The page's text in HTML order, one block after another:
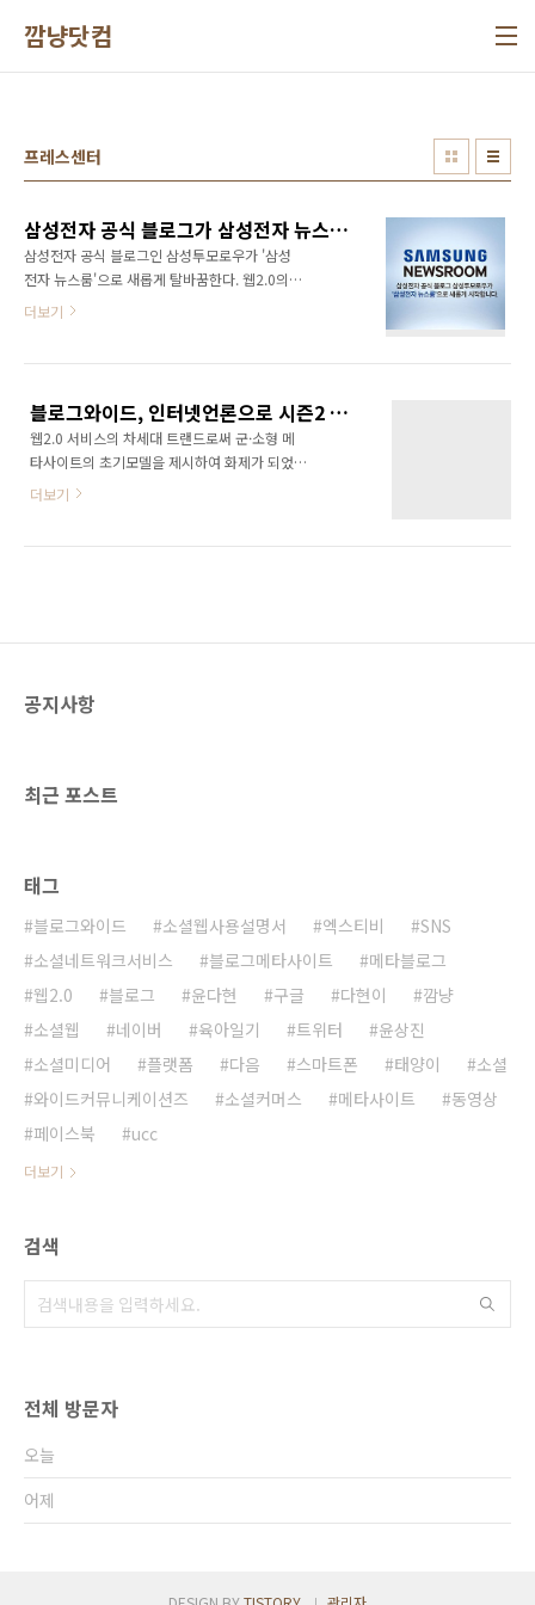
깜냥닷컴
프레스센터
삼성전자 공식 블로그가 삼성전자 뉴스룸으로?
삼성전자 공식 블로그인 삼성투모로우가 '삼성
전자 뉴스룸'으로 새롭게 탈바꿈한다. 웹2.0의
대표적인 서비스인 블로그가 뉴스룸으로 재탄생
고 싶었던 이유가 상당히 크다. Own Media로
가장 각광받은 것이 바로 소셜미디어다. 그런데
이제 한발 더 나아가 삼성전자가 자체 미디어를
하고자 시도하기 시작했다.(물론 삼성전자에게
론 뉴스룸이라는 의미가 미디어, 즉 언론사를 의
더보기
블로그와이드, 인터넷언론으로 시즌2 오픈!
웹2.0 서비스의 차세대 트랜드로써 군·소형 메
타사이트의 초기모델을 제시하여 화제가 되었던
'미디어2.0 블로그와이드(www.blogwide.kr,
것이다. 이는 1인 미디어인 블로그의 포스트를
힘으로써 ..
더보기
공지사항
최근 포스트
태그
블로그와이드 소셜웹사용설명서 엑스티비
SNS
소셜네트워크서비스
블로그메타사이트
메타블로그
웹2.0
블로그 윤다현 구글 다현이
깜냥
소셜웹
네이버 육아일기 트위터
윤상진
소셜미디어
플랫폼 다음 스마트폰 태양이
소셜
와이드커뮤니케이션즈
소셜커머스 메타사이트
동영상
페이스북
ucc
더보기
검색
전체 방문자
오늘
어제